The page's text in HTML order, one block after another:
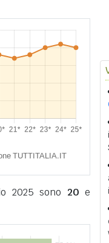
2025 sono 20 e